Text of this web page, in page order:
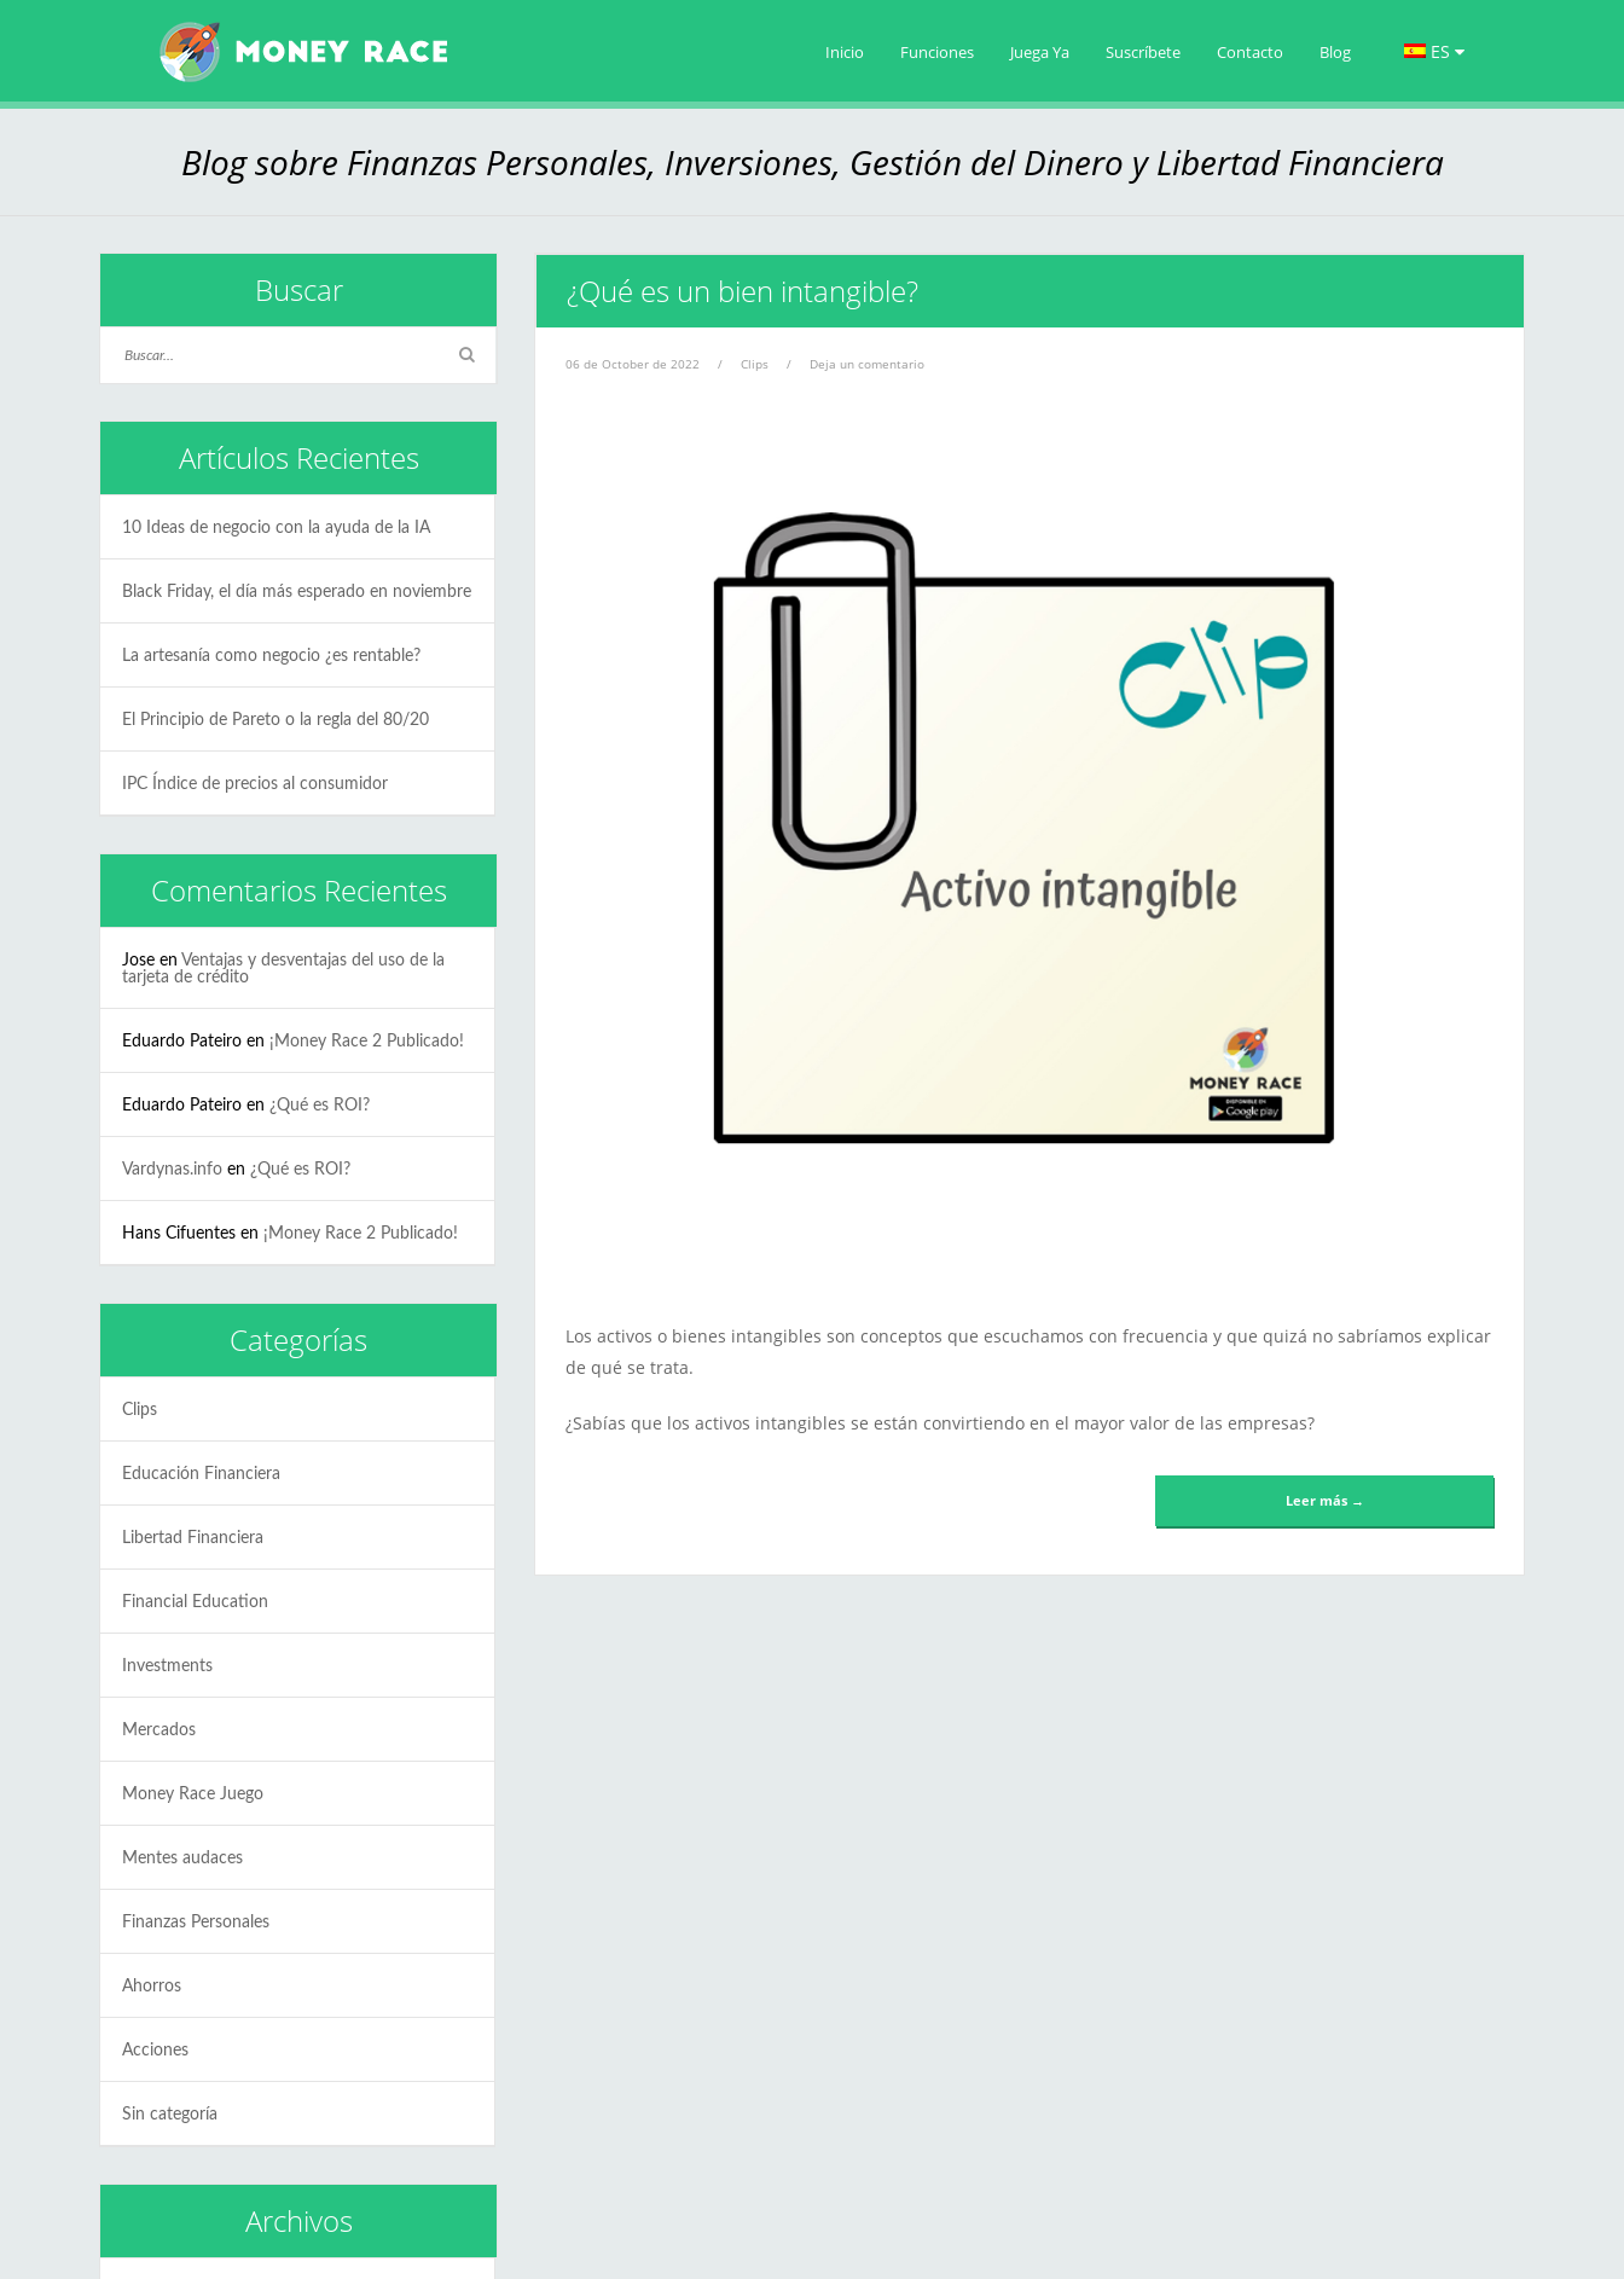
Inicio Funciones Juega Ya Suscríbete Contacto Blog ES
Blog sobre Finanzas Personales, Inversiones, Gestión del Dinero y Libertad Financiera
¿Qué es un bien intangible?
06 de October de 2022 / Clips / Deja un comentario
Los activos o bienes intangibles son conceptos que escuchamos con frecuencia y que quizá no sabríamos explicar
de qué se trata.
¿Sabías que los activos intangibles se están convirtiendo en el mayor valor de las empresas?
Leer más →
Buscar
Artículos Recientes
10 Ideas de negocio con la ayuda de la IA
Black Friday, el día más esperado en noviembre
La artesanía como negocio ¿es rentable?
El Principio de Pareto o la regla del 80/20
IPC Índice de precios al consumidor
Comentarios Recientes
Jose en Ventajas y desventajas del uso de la
tarjeta de crédito
Eduardo Pateiro en ¡Money Race 2 Publicado!
Eduardo Pateiro en ¿Qué es ROI?
Vardynas.info en ¿Qué es ROI?
Hans Cifuentes en ¡Money Race 2 Publicado!
Categorías
Clips
Educación Financiera
Libertad Financiera
Financial Education
Investments
Mercados
Money Race Juego
Mentes audaces
Finanzas Personales
Ahorros
Acciones
Sin categoría
Archivos